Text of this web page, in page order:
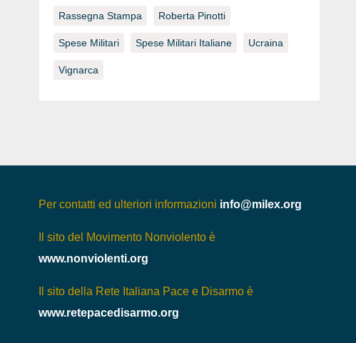
Rassegna Stampa Roberta Pinotti
Spese Militari Spese Militari Italiane Ucraina
Vignarca
Per contatti ed ulteriori informazioni info@milex.org
Il sito del Movimento Nonviolento è
www.nonviolenti.org
Il sito della Rete Italiana Pace e Disarmo è
www.retepacedisarmo.org